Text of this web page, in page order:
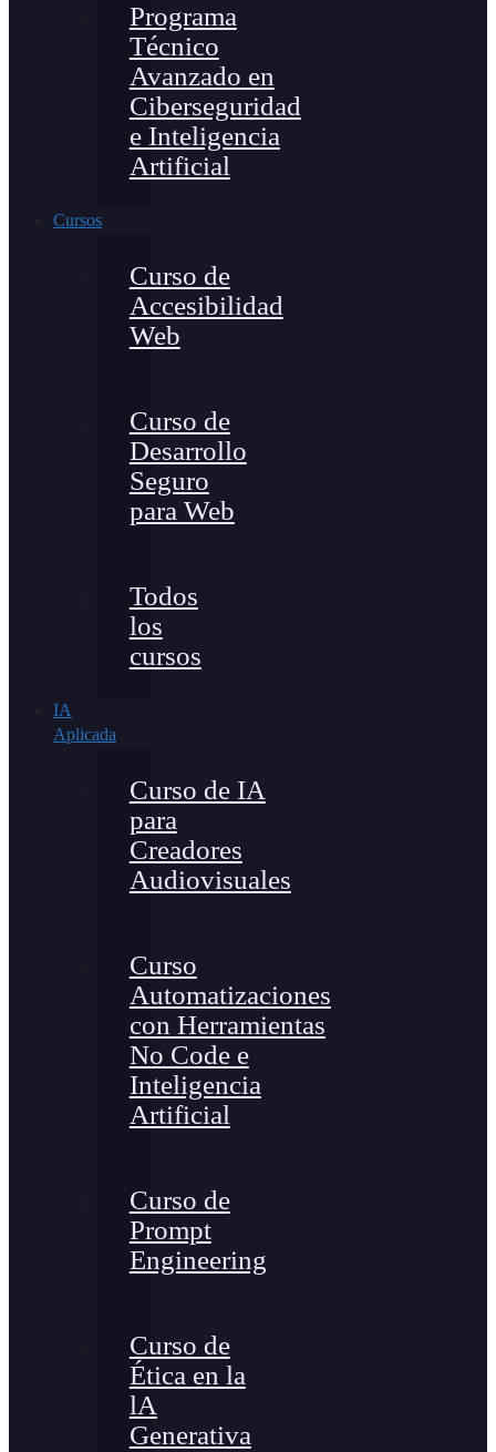
Programa
Técnico
Avanzado en
Ciberseguridad
e Inteligencia
Artificial
Cursos
Curso de
Accesibilidad
Web
Curso de
Desarrollo
Seguro
para Web
Todos
los
cursos
IA
Aplicada
Curso de IA
para
Creadores
Audiovisuales
Curso
Automatizaciones
con Herramientas
No Code e
Inteligencia
Artificial
Curso de
Prompt
Engineering
Curso de
Ética en la
lA
Generativa